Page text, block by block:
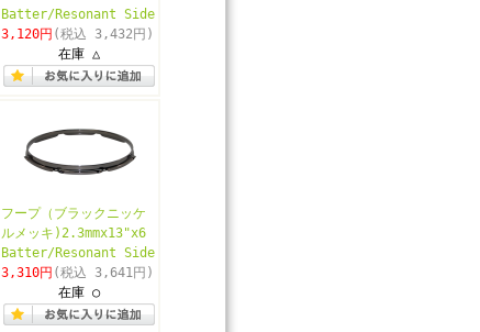
Batter/Resonant Side
3,120円 (税込 3,432円)
在庫 △
フープ（ブラックニッケ
ルメッキ)2.3mmx13"x6
Batter/Resonant Side
3,310円 (税込 3,641円)
在庫 ○